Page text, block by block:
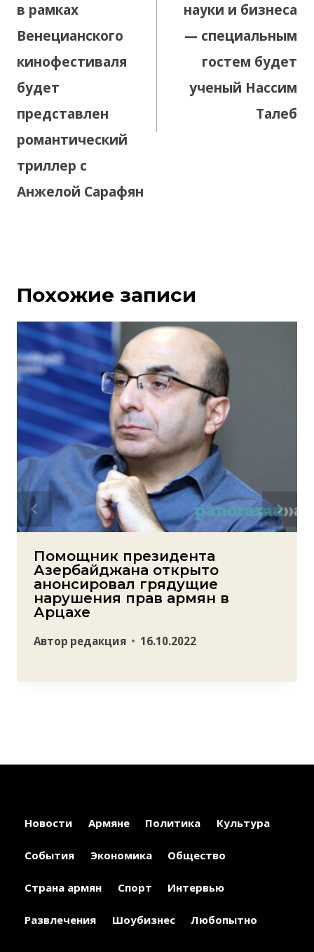
в рамках
Венецианского
кинофестиваля
будет
представлен
романтический
триллер с
Анжелой Сарафян
науки и бизнеса
— специальным
гостем будет
ученый Нассим
Талеб
Похожие записи
Помощник президента
Азербайджана открыто
анонсировал грядущие
нарушения прав армян в
Арцахе
Автор редакция 16.10.2022
Новости Армяне Политика Культура
События Экономика Общество
Страна армян Спорт Интервью
Развлечения Шоубизнес Любопытно